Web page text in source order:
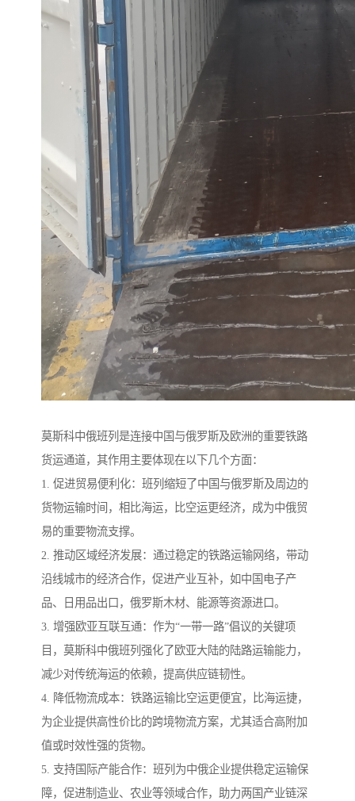
莫斯科中俄班列是连接中国与俄罗斯及欧洲的重要铁路
货运通道，其作用主要体现在以下几个方面：
1. 促进贸易便利化：班列缩短了中国与俄罗斯及周边的
货物运输时间，相比海运，比空运更经济，成为中俄贸
易的重要物流支撑。
2. 推动区域经济发展：通过稳定的铁路运输网络，带动
沿线城市的经济合作，促进产业互补，如中国电子产
品、日用品出口，俄罗斯木材、能源等资源进口。
3. 增强欧亚互联互通：作为“一带一路”倡议的关键项
目，莫斯科中俄班列强化了欧亚大陆的陆路运输能力，
减少对传统海运的依赖，提高供应链韧性。
4. 降低物流成本：铁路运输比空运更便宜，比海运捷，
为企业提供高性价比的跨境物流方案，尤其适合高附加
值或时效性强的货物。
5. 支持国际产能合作：班列为中俄企业提供稳定运输保
障，促进制造业、农业等领域合作，助力两国产业链深